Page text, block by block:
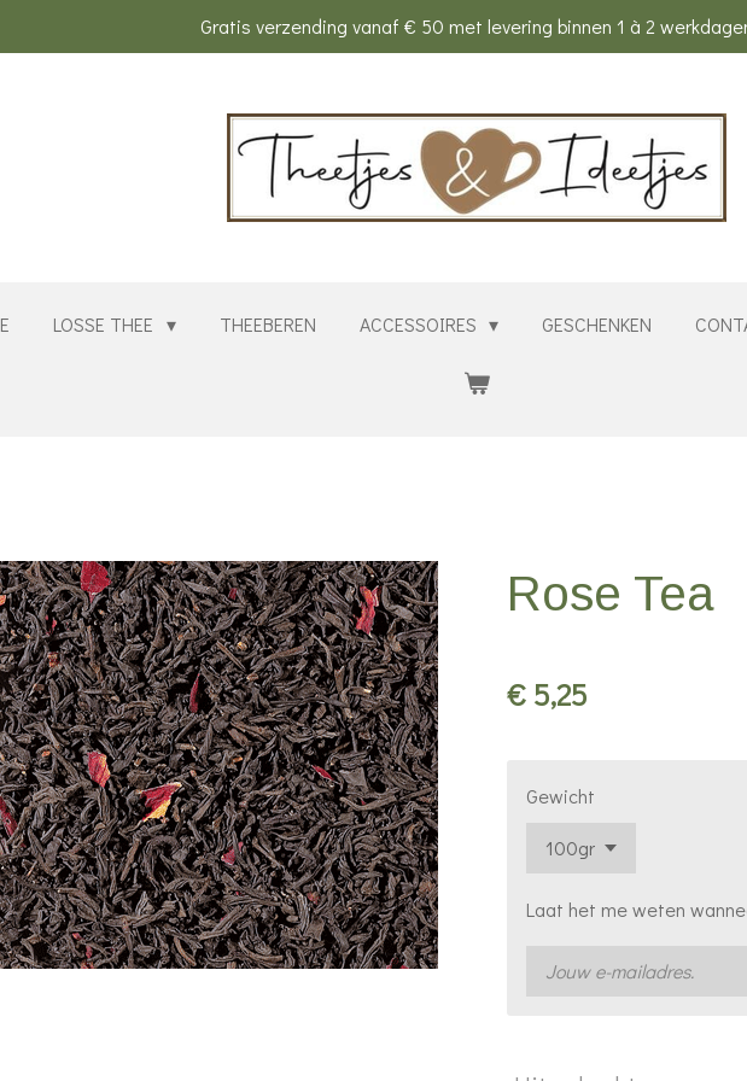
Gratis verzending vanaf € 50 met levering binnen 1 à 2
LOSSE THEE THEEBEREN ACCESSOIRES GESCHENKEN
Rose Tea
€ 5,25
Gewicht
Laat het me weten